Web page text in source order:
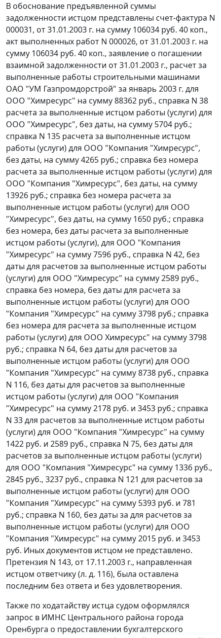
В обоснование предъявленной суммы
задолженности истцом представлены счет-фактура N
000031, от 31.01.2003 г. на сумму 106034 руб. 40 коп.,
акт выполненных работ N 000026, от 31.01.2003 г. на
сумму 106034 руб. 40 коп., заявление о погашении
взаимной задолженности от 31.01.2003 г., расчет за
выполненные работы строительными машинами
ОАО "УМ Газпромдорстрой" за январь 2003 г. для
ООО "Химресурс" на сумму 88362 руб., справка N 38
расчета за выполненные истцом работы (услуги) для
ООО "Химресурс", без даты, на сумму 5704 руб.;
справка N 135 расчета за выполненные истцом
работы (услуги) для ООО "Компания "Химресурс",
без даты, на сумму 4265 руб.; справка без номера
расчета за выполненные истцом работы (услуги) для
ООО "Компания "Химресурс", без даты, на сумму
13926 руб.; справка без номера расчета за
выполненные истцом работы (услуги) для ООО
"Химресурс", без даты, на сумму 1650 руб.; справка
без номера, без даты расчета за выполненные
истцом работы (услуги), для ООО "Компания
"Химресурс" на сумму 7596 руб., справка N 42, без
даты для расчетов за выполненные истцом работы
(услуги) для ООО "Химресурс" на сумму 2589 руб.,
справка без номера, без даты для расчета за
выполненные истцом работы (услуги) для ООО
"Компания "Химресурс" на сумму 3798 руб.; справка
без номера для расчета за выполненные истцом
работы (услуги) для ООО Химресурс" на сумму 3798
руб.; справка N 64, без даты для расчетов за
выполненные истцом работы (услуги) для ООО
"Компания "Химресурс" на сумму 8738 руб., справка
N 116, без даты для расчетов за выполненные
истцом работы (услуги) для ООО "Компания
"Химресурс" на сумму 2178 руб. и 3453 руб.; справка
N 33 для расчетов за выполненные истцом работы
(услуги) для ООО "Компания "Химресурс" на сумму
1422 руб. и 2589 руб., справка N 75, без даты для
расчетов за выполненные истцом работы (услуги)
для ООО "Компания "Химресурс" на сумму 1336 руб.,
2845 руб., 3237 руб., справка N 121 для расчетов за
выполненные истцом работы (услуги) для ООО
"Компания "Химресурс" на сумму 5393 руб. и 781
руб.; справка N 160, без даты за для расчетов за
выполненные истцом работы (услуги) для ООО
"Компания "Химресурс" на сумму 2015 руб. и 3453
руб. Иных документов истцом не представлено.
Претензия N 143, от 17.11.2003 г., направленная
истцом ответчику (л. д. 116), была оставлена
последним без ответа и без удовлетворения.
Также по ходатайству истца судом оформлялся
запрос в ИМНС Центрального района города
Оренбурга о предоставлении бухгалтерского